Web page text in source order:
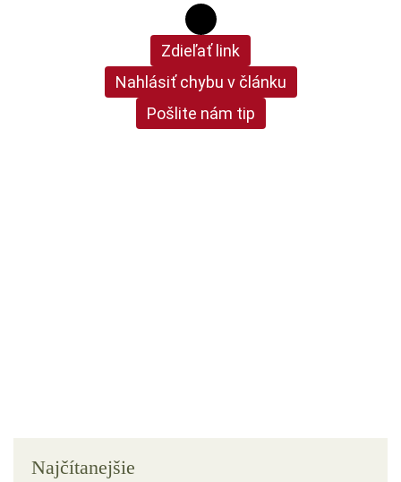
Zdieľať link
Nahlásiť chybu v článku
Pošlite nám tip
Najčítanejšie